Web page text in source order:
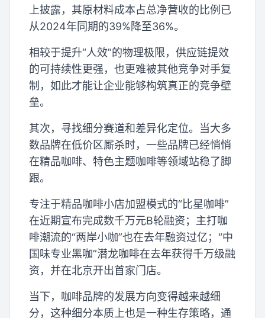
上披露，其原材料成本占总净营收的比例已
从2024年同期的39%降至36%。
相较于提升“人效”的物理极限，供应链提效
的可持续性更强，也更难被其他竞争对手复
制，如此才能让企业能够构筑真正的竞争壁
垒。
其次，寻找细分赛道和差异化定位。当大多
数品牌在低价区厮杀时，一些品牌已经悄悄
在精品咖啡、特色主题咖啡等领域站稳了脚
跟。
专注于精品咖啡小店加盟模式的“比星咖啡”
在近期宣布完成数千万元B轮融资；主打咖
啡潮流的“两岸小咖”也在去年融资过亿；“中
国味专业黑咖”潜龙咖啡在去年获得千万级融
资，并在北京开出首家门店。
当下，咖啡品牌的发展方向变得越来越细
分，这种细分本质上也是一种生存策略，通